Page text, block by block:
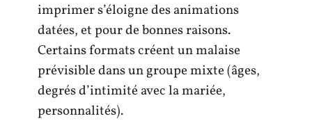
imprimer s’éloigne des animations
datées, et pour de bonnes raisons.
Certains formats créent un malaise
prévisible dans un groupe mixte (âges,
degrés d’intimité avec la mariée,
personnalités).